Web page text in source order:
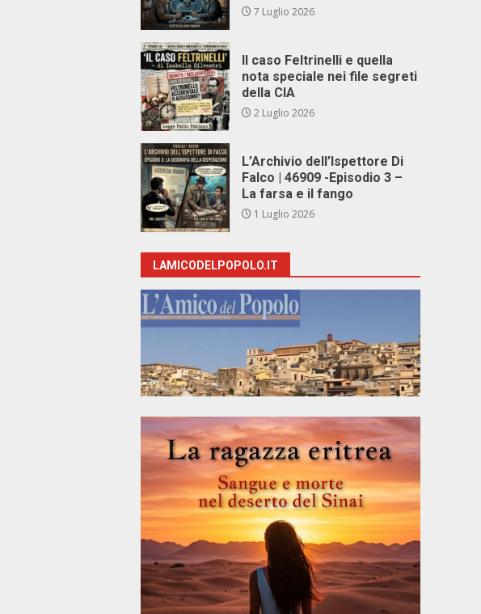
7 Luglio 2026
Il caso Feltrinelli e quella
nota speciale nei file segreti
della CIA
2 Luglio 2026
L’Archivio dell’Ispettore Di
Falco | 46909 -Episodio 3 –
La farsa e il fango
1 Luglio 2026
LAMICODELPOPOLO.IT